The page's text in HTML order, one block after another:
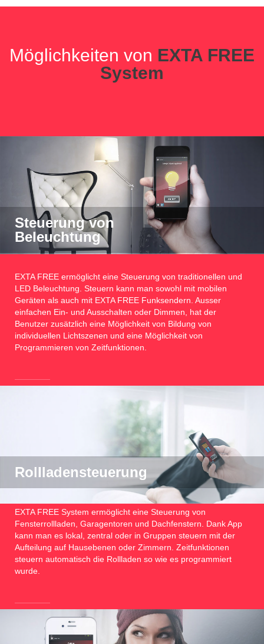
Möglichkeiten von EXTA FREE
System
Steuerung von
Beleuchtung
EXTA FREE ermöglicht eine Steuerung von traditionellen und
LED Beleuchtung. Steuern kann man sowohl mit mobilen
Geräten als auch mit EXTA FREE Funksendern. Ausser
einfachen Ein- und Ausschalten oder Dimmen, hat der
Benutzer zusätzlich eine Möglichkeit von Bildung von
individuellen Lichtszenen und eine Möglichkeit von
Programmieren von Zeitfunktionen.
Rollladensteuerung
EXTA FREE System ermöglicht eine Steuerung von
Fensterrollladen, Garagentoren und Dachfenstern. Dank App
kann man es lokal, zentral oder in Gruppen steuern mit der
Aufteilung auf Hausebenen oder Zimmern. Zeitfunktionen
steuern automatisch die Rollladen so wie es programmiert
wurde.